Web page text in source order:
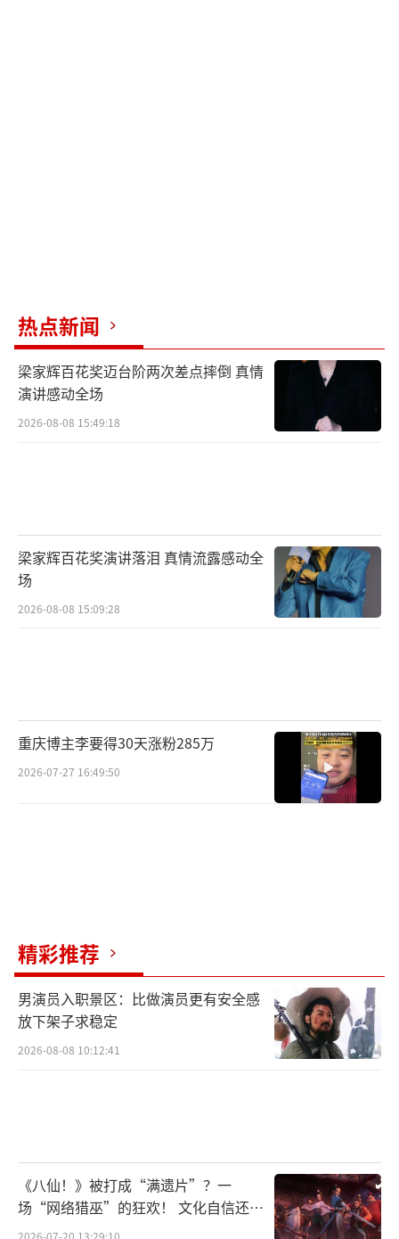
热点新闻
梁家辉百花奖迈台阶两次差点摔倒 真情
演讲感动全场
2026-08-08 15:49:18
梁家辉百花奖演讲落泪 真情流露感动全
场
2026-08-08 15:09:28
重庆博主李要得30天涨粉285万
2026-07-27 16:49:50
精彩推荐
男演员入职景区：比做演员更有安全感
放下架子求稳定
2026-08-08 10:12:41
《八仙！》被打成“满遗片”？一
场“网络猎巫”的狂欢！ 文化自信还是
焦虑？
2026-07-20 13:29:10